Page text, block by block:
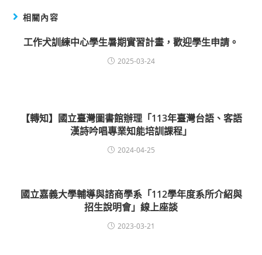
相關內容
工作犬訓練中心學生暑期實習計畫，歡迎學生申請。
2025-03-24
【轉知】國立臺灣圖書館辦理「113年臺灣台語、客語
漢詩吟唱專業知能培訓課程」
2024-04-25
國立嘉義大學輔導與諮商學系「112學年度系所介紹與
招生說明會」線上座談
2023-03-21